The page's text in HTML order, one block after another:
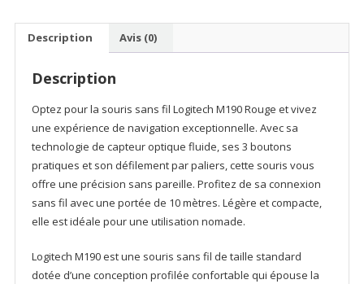
M190
Description Avis (0)
Description
Optez pour la souris sans fil Logitech M190 Rouge et vivez
une expérience de navigation exceptionnelle. Avec sa
technologie de capteur optique fluide, ses 3 boutons
pratiques et son défilement par paliers, cette souris vous
offre une précision sans pareille. Profitez de sa connexion
sans fil avec une portée de 10 mètres. Légère et compacte,
elle est idéale pour une utilisation nomade.
Logitech M190 est une souris sans fil de taille standard
dotée d’une conception profilée confortable qui épouse la